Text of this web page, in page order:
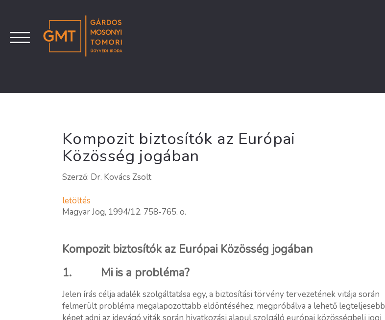
Kompozit biztosítók az Európai
Közösség jogában
Szerző: Dr. Kovács Zsolt
letöltés
Magyar Jog, 1994/12. 758-765. o.
Kompozit biztosítók az Európai Közösség jogában
1. Mi is a probléma?
Jelen írás célja adalék szolgáltatása egy, a biztosítási törvény tervezetének vitája során
felmerült probléma megalapozottabb eldöntéséhez, megpróbálva a lehető legteljesebb